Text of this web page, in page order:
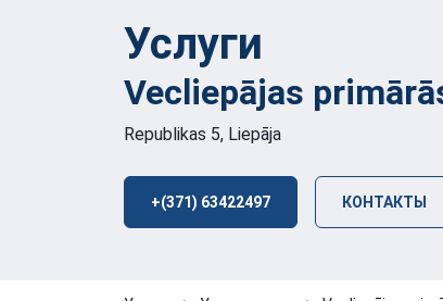
Услуги
Vecliepājas
Republikas 5, Liepāja
+(371) 63422497 КОНТАКТЫ